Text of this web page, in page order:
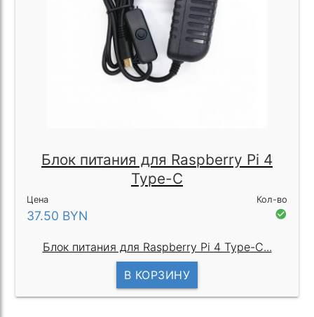
Блок питания для Raspberry Pi 4
Type-C
Цена
37.50 BYN
Кол-во
check_circle
Блок питания для Raspberry Pi 4 Type-C...
В КОРЗИНУ